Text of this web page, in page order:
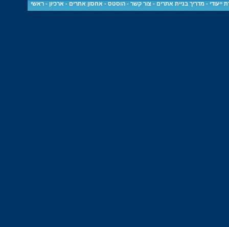
ייעודי -מדריך בניית אתרים -צור קשר -הוסטס - אחסון אתרים - ארכיון -ראשי